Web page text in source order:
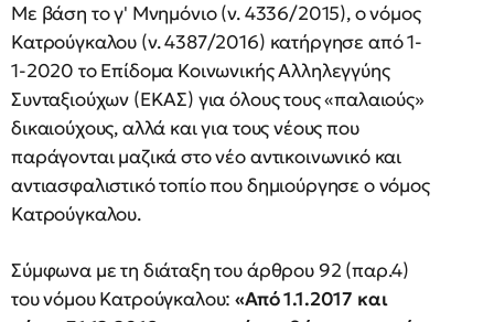
Με βάση το γ' Μνημόνιο (ν. 4336/2015), ο νόμος
Κατρούγκαλου (ν. 4387/2016) κατήργησε από 1-
1-2020 το Επίδομα Κοινωνικής Αλληλεγγύης
Συνταξιούχων (ΕΚΑΣ) για όλους τους «παλαιούς»
δικαιούχους, αλλά και για τους νέους που
παράγονται μαζικά στο νέο αντικοινωνικό και
αντιασφαλιστικό τοπίο που δημιούργησε ο νόμος
Κατρούγκαλου.
Σύμφωνα με τη διάταξη του άρθρου 92 (παρ.4)
του νόμου Κατρούγκαλου:«Από 1.1.2017 και